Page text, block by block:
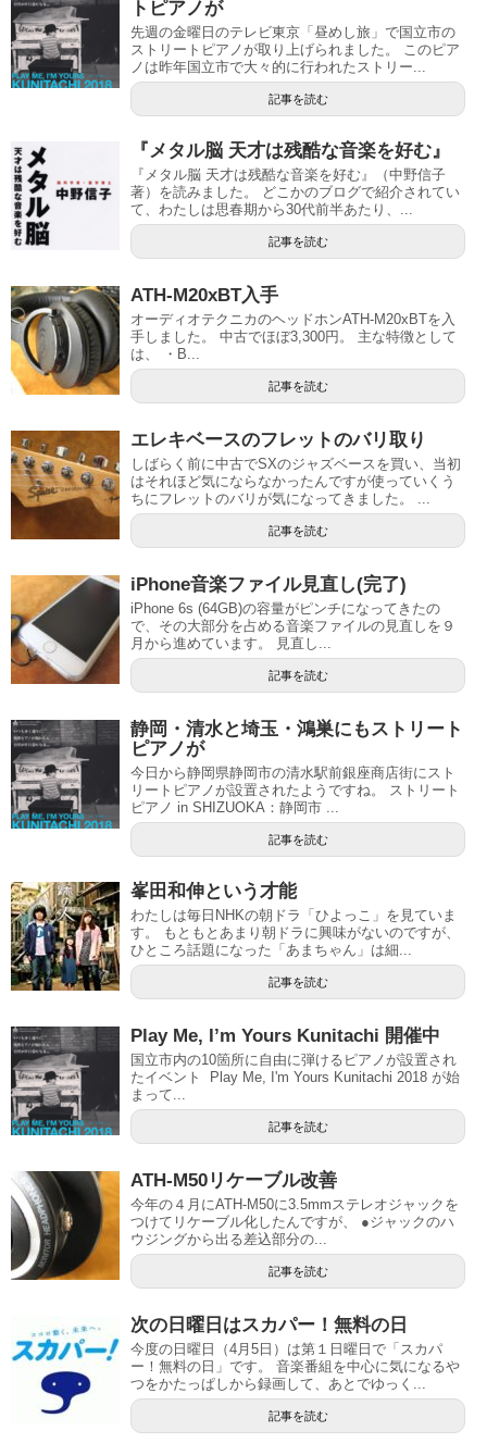
トピアノが
先週の金曜日のテレビ東京「昼めし旅」で国立市の
ストリートピアノが取り上げられました。 このピア
ノは昨年国立市で大々的に行われたストリー...
記事を読む
『メタル脳 天才は残酷な音楽を好む』
『メタル脳 天才は残酷な音楽を好む』（中野信子
著）を読みました。 どこかのブログで紹介されてい
て、わたしは思春期から30代前半あたり、...
記事を読む
ATH-M20xBT入手
オーディオテクニカのヘッドホンATH-M20xBTを入
手しました。 中古でほぼ3,300円。 主な特徴として
は、 ・B...
記事を読む
エレキベースのフレットのバリ取り
しばらく前に中古でSXのジャズベースを買い、当初
はそれほど気にならなかったんですが使っていくう
ちにフレットのバリが気になってきました。 ...
記事を読む
iPhone音楽ファイル見直し(完了)
iPhone 6s (64GB)の容量がピンチになってきたの
で、その大部分を占める音楽ファイルの見直しを９
月から進めています。 見直し...
記事を読む
静岡・清水と埼玉・鴻巣にもストリート
ピアノが
今日から静岡県静岡市の清水駅前銀座商店街にスト
リートピアノが設置されたようですね。 ストリート
ピアノ in SHIZUOKA：静岡市 ...
記事を読む
峯田和伸という才能
わたしは毎日NHKの朝ドラ「ひよっこ」を見ていま
す。 もともとあまり朝ドラに興味がないのですが、
ひところ話題になった「あまちゃん」は細...
記事を読む
Play Me, I’m Yours Kunitachi 開催中
国立市内の10箇所に自由に弾けるピアノが設置され
たイベント Play Me, I'm Yours Kunitachi 2018 が始
まって...
記事を読む
ATH-M50リケーブル改善
今年の４月にATH-M50に3.5mmステレオジャックを
つけてリケーブル化したんですが、 ●ジャックのハ
ウジングから出る差込部分の...
記事を読む
次の日曜日はスカパー！無料の日
今度の日曜日（4月5日）は第１日曜日で「スカパ
ー！無料の日」です。 音楽番組を中心に気になるや
つをかたっぱしから録画して、あとでゆっく...
記事を読む